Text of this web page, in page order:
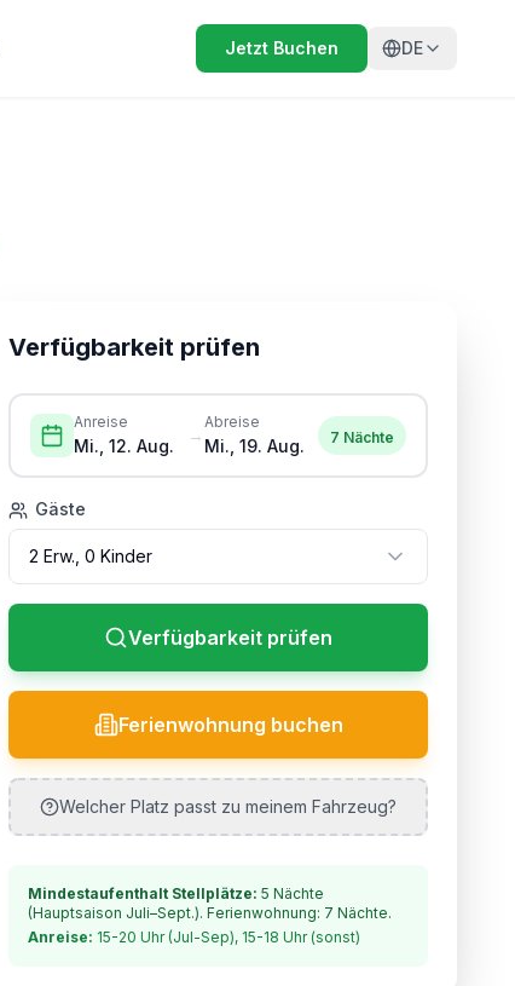
Jetzt Buchen DE
Verfügbarkeit prüfen
Anreise
Mi., 12. Aug.
→
Abreise
Mi., 19. Aug. 7 Nächte
Gäste
2 Erw.,0 Kinder
Verfügbarkeit prüfen
Ferienwohnung buchen
Welcher Platz passt zu meinem Fahrzeug?
Mindestaufenthalt Stellplätze: 5 Nächte
(Hauptsaison Juli–Sept.). Ferienwohnung: 7 Nächte.
Anreise: 15-20 Uhr (Jul-Sep), 15-18 Uhr (sonst)